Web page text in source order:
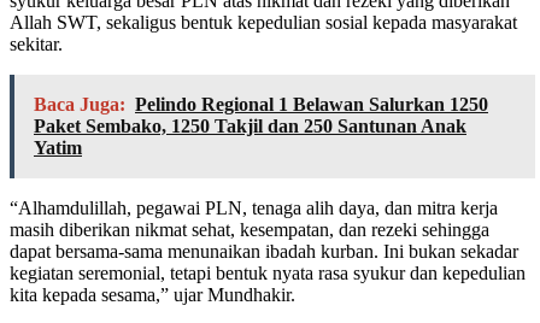
Allah SWT, sekaligus bentuk kepedulian sosial kepada masyarakat
sekitar.
Baca Juga: Pelindo Regional 1 Belawan Salurkan 1250
Paket Sembako, 1250 Takjil dan 250 Santunan Anak
Yatim
“Alhamdulillah, pegawai PLN, tenaga alih daya, dan mitra kerja
masih diberikan nikmat sehat, kesempatan, dan rezeki sehingga
dapat bersama-sama menunaikan ibadah kurban. Ini bukan sekadar
kegiatan seremonial, tetapi bentuk nyata rasa syukur dan kepedulian
kita kepada sesama,” ujar Mundhakir.